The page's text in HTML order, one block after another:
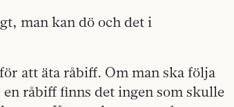
man kan dö och det i
att äta råbiff. Om man ska följa
råbiff finns det ingen som skulle